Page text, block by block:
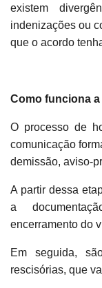
existem
indenizações ou
que o acordo
Como funciona
O processo de
comunicação
demissão, aviso-
A partir dessa
a
encerramento do
Em seguida,
rescisórias, que